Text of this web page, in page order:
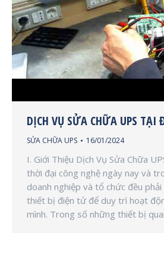
DỊCH VỤ SỬA CHỮA UPS TẠI
SỬA CHỮA UPS 16/01/2024
I. Giới Thiệu Dịch Vụ Sửa Chữa
thời đại công nghệ ngày nay và
doanh nghiệp và tổ chức đều
thiết bị điện tử để duy trì hoạt
mình. Trong số những thiết bị